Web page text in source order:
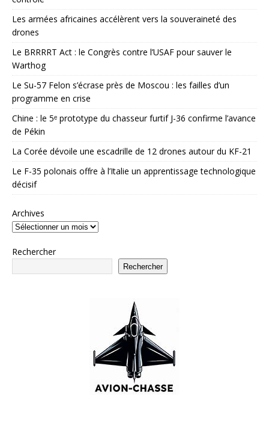
Les armées africaines accélèrent vers la souveraineté des
drones
Le BRRRRT Act : le Congrès contre l’USAF pour sauver le
Warthog
Le Su-57 Felon s’écrase près de Moscou : les failles d’un
programme en crise
Chine : le 5ᵉ prototype du chasseur furtif J-36 confirme l’avance
de Pékin
La Corée dévoile une escadrille de 12 drones autour du KF-21
Le F-35 polonais offre à l’Italie un apprentissage technologique
décisif
Archives
Rechercher
Rechercher